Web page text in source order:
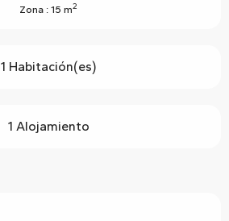
Zona : 15 m2
1 Habitación(es)
1 Alojamiento